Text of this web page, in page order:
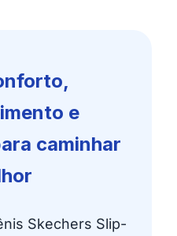
e
caminhar
Skechers Slip-